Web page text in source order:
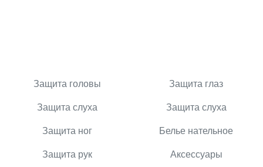
Защита головы
Защита слуха
Защита ног
Защита рук
Защита глаз
Защита слуха
Белье нательное
Аксессуары